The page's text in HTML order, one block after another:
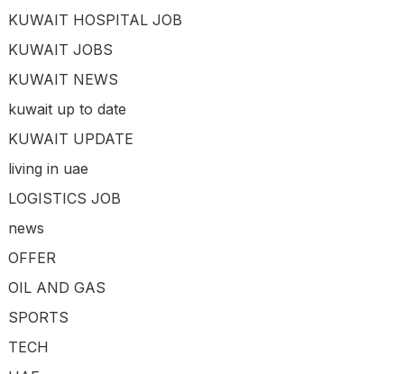
KUWAIT HOSPITAL JOB
KUWAIT JOBS
KUWAIT NEWS
kuwait up to date
KUWAIT UPDATE
living in uae
LOGISTICS JOB
news
OFFER
OIL AND GAS
SPORTS
TECH